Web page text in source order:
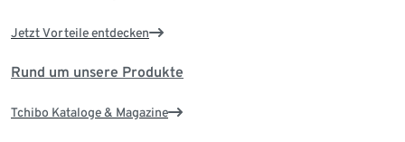
Jetzt Vorteile entdecken
Rund um unsere Produkte
Tchibo Kataloge & Magazine